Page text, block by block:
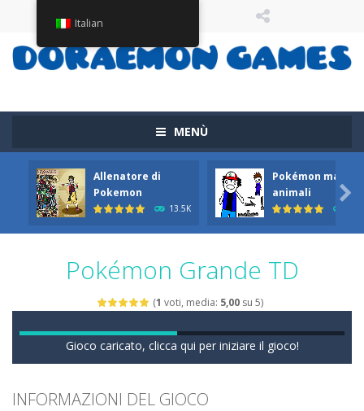
MENÙ
Allenatore di
Pokemon
13.5K
Pokémon ma con
animali

Pokémon Grande TD
(1 voti, media: 5,00su 5)
Gioco caricato, clicca qui per iniziare il gioco!
INFORMAZIONI DEL GIOCO
Italian